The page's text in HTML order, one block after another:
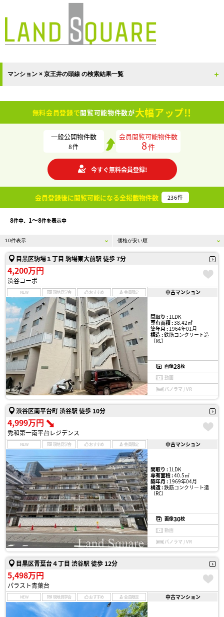
マンション × 京王井の頭線 の検索結果一覧
無料会員登録で閲覧可能物件数が大幅アップ!!
一般公開物件数
8件
会員閲覧可能物件数
8件
今すぐ無料会員登録!
会員登録後に閲覧可能になる全掲載物件数 236件
8件中、 1〜8件を表示中
目黒区駒場１丁目 駒場東大前駅 徒歩 7分
4,200万円
渋谷コーポ
NEW 現地見学会 おすすめ 会員限定 中古マンション
間取り :1LDK
専有面積 :38.42㎡
築年月 :1964年01月
構造 :鉄筋コンクリート造
（RC）
画像28枚
動画
パノラマ / VR
渋谷区南平台町 渋谷駅 徒歩 10分
4,999万円
秀和第一南平台レジデンス
NEW 現地見学会 おすすめ 会員限定 中古マンション
間取り :1LDK
専有面積 :40.5㎡
築年月 :1969年04月
構造 :鉄筋コンクリート造
（RC）
画像30枚
動画
パノラマ / VR
目黒区青葉台４丁目 渋谷駅 徒歩 12分
5,498万円
パラスト青葉台
NEW 現地見学会 おすすめ 会員限定 中古マンション